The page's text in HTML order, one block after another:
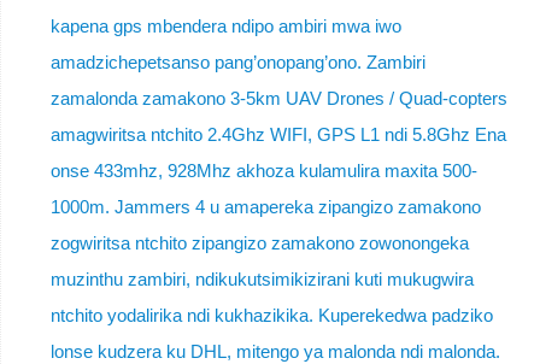
kapena gps mbendera ndipo ambiri mwa iwo
amadzichepetsanso pang’onopang’ono. Zambiri
zamalonda zamakono 3-5km UAV Drones / Quad-copters
amagwiritsa ntchito 2.4Ghz WIFI, GPS L1 ndi 5.8Ghz Ena
onse 433mhz, 928Mhz akhoza kulamulira maxita 500-
1000m. Jammers 4 u amapereka zipangizo zamakono
zogwiritsa ntchito zipangizo zamakono zowonongeka
muzinthu zambiri, ndikukutsimikizirani kuti mukugwira
ntchito yodalirika ndi kukhazikika. Kuperekedwa padziko
lonse kudzera ku DHL, mitengo ya malonda ndi malonda.